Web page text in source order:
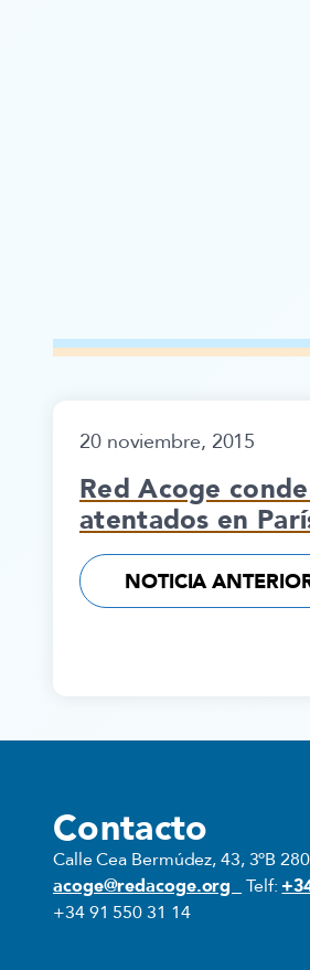
20 noviembre, 2015
Red Acoge
atentados en
NOTICIA
Contacto
Calle Cea Bermúdez, 43, 3ºB
acoge@redacoge.org
Telf:
+34 91 550 31 14